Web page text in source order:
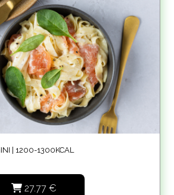
| 1200-1300KCAL
27.77 €